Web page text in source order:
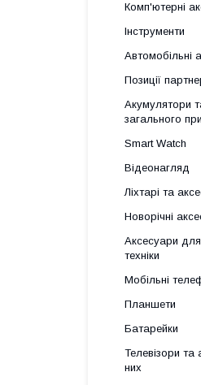
Комп'ютерні
Інструменти
Автомобільні
Позиції
Акумулятори
загального
Smart Watch
Відеонагляд
Ліхтарі та
Новорічні
Аксесуари
техніки
Мобільні
Планшети
Батарейки
Телевізори та
них